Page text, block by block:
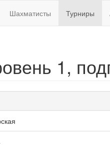
Шахматисты Турниры
1,